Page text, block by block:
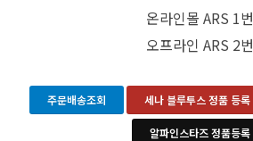
온라인몰 ARS 1번
오프라인 ARS 2번
주문배송조회 세나 블루투스 정품 등록
알파인스타즈 정품등록